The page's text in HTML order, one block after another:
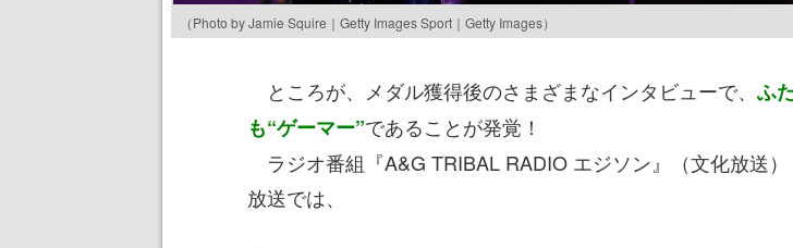
（Photo by Jamie Squire｜Getty Images Sport｜Getty Images）
ところが、メダル獲得後のさまざまなインタビューで、 ふ
も“ゲーマー”であることが発覚！
ラジオ番組『A&G TRIBAL RADIO エジソン』（文化放送）
放送では、